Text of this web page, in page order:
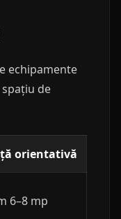
echipamente
de
orientativă
6–8 mp